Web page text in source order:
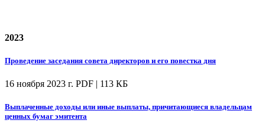
2023
Проведение заседания совета директоров и его повестка дня
16 ноября 2023 г. PDF | 113 КБ
Выплаченные доходы или иные выплаты, причитающиеся владельцам
ценных бумаг эмитента